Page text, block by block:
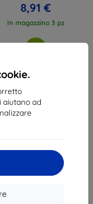
aiutano ad
8,91 €
In magazzino 3 pz